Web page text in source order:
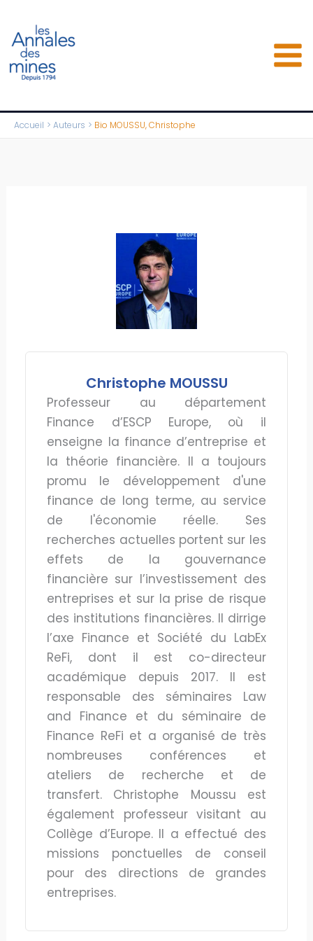
contenu
Accueil Auteurs Bio MOUSSU, Christophe
Christophe MOUSSU
Professeur au département
Finance d’ESCP Europe, où il
enseigne la finance d’entreprise et
la théorie financière. Il a toujours
promu le développement d'une
finance de long terme, au service
de l'économie réelle. Ses
recherches actuelles portent sur les
effets de la gouvernance
financière sur l’investissement des
entreprises et sur la prise de risque
des institutions financières. Il dirrige
l’axe Finance et Société du LabEx
ReFi, dont il est co-directeur
académique depuis 2017. Il est
responsable des séminaires Law
and Finance et du séminaire de
Finance ReFi et a organisé de très
nombreuses conférences et
ateliers de recherche et de
transfert. Christophe Moussu est
également professeur visitant au
Collège d’Europe. Il a effectué des
missions ponctuelles de conseil
pour des directions de grandes
entreprises.